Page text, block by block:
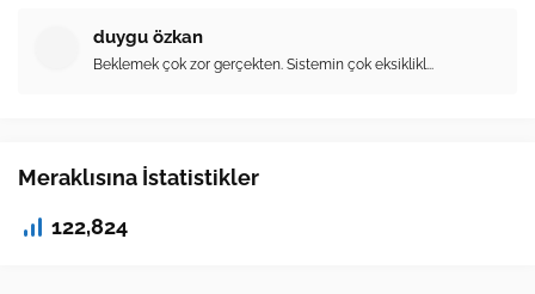
duygu özkan
Beklemek çok zor gerçekten. Sistemin çok eksiklikl...
Meraklısına İstatistikler
122,824